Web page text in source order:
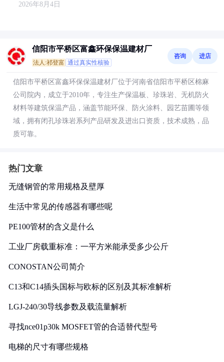
2026年8月4日
信阳市平桥区富鑫环保保温建材厂
法人:祁登富 通过真实性核验
咨询 进店
信阳市平桥区富鑫环保保温建材厂位于河南省信阳市平桥区棉麻
公司院内，成立于2010年，专注生产保温板、珍珠岩、无机防火
材料等建筑保温产品，涵盖节能环保、防火涂料、园艺苗圃等领
域，拥有闭孔珍珠岩系列产品研发及进出口资质，技术成熟，品
质可靠。
热门文章
无缝钢管的常用规格及壁厚
生活中常见的传感器有哪些呢
PE100管材的含义是什么
工业厂房载重标准：一平方米能承受多少公斤
CONOSTAN公司简介
C13和C14插头国标与欧标的区别及其标准解析
LGJ-240/30导线参数及载流量解析
寻找nce01p30k MOSFET管的合适替代型号
电梯的尺寸有哪些规格